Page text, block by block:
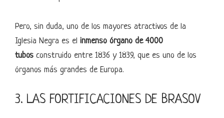
Pero, sin duda, uno de los mayores atractivos de la
Iglesia Negra es el inmenso órgano de 4000
tubos construido entre 1836 y 1839, que es uno de los
órganos más grandes de Europa.
3. LAS FORTIFICACIONES DE BRASOV